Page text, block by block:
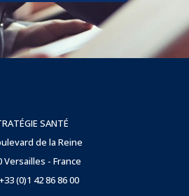
SANTÉ
de la Reine
Versailles - France
(0)1 42 86 86 00